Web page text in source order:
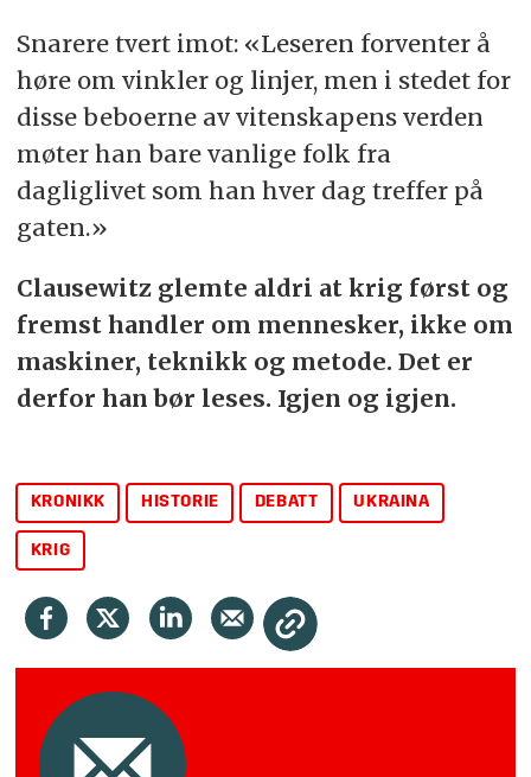
Snarere tvert imot: «Leseren forventer å
høre om vinkler og linjer, men i stedet for
disse beboerne av vitenskapens verden
møter han bare vanlige folk fra
dagliglivet som han hver dag treffer på
gaten.»
Clausewitz glemte aldri at krig først og
fremst handler om mennesker, ikke om
maskiner, teknikk og metode. Det er
derfor han bør leses. Igjen og igjen.
KRONIKK HISTORIE DEBATT UKRAINA
KRIG